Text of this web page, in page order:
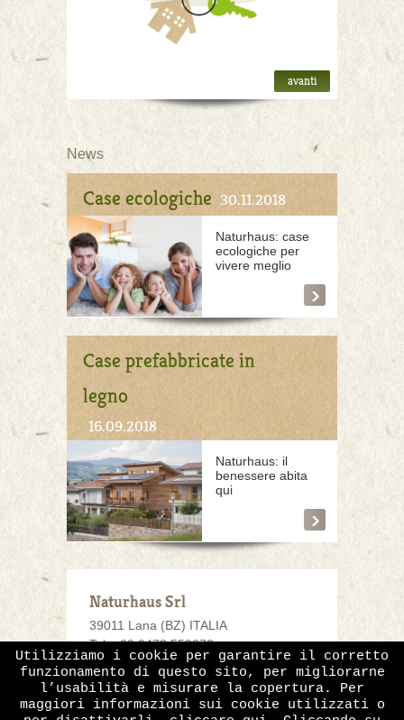
avanti
News
Case ecologiche 30.11.2018
Naturhaus: case
ecologiche per
vivere meglio
Case prefabbricate in
legno
16.09.2018
Naturhaus: il
benessere abita
qui
Naturhaus Srl
39011 Lana (BZ) ITALIA
Tel. +39 0473 559372
Fax +39 0473 559371
info@naturhaus.it
www.naturhaus.it
Utilizziamo i cookie per garantire il corretto
funzionamento di questo sito, per migliorarne
l’usabilità e misurare la copertura. Per
maggiori informazioni sui cookie utilizzati o